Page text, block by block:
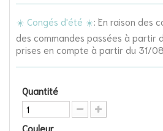
☀️ Congés d'été ☀️: En raison des
des commandes passées à
prises en compte à partir du 31/
Quantité
Couleur